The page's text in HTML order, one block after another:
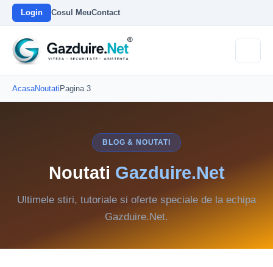
Login Cosul MeuContact
AcasaNoutati Pagina 3
BLOG & NOUTATI
Noutati Gazduire.Net
Ultimele stiri, tutoriale si oferte speciale de la echipa
Gazduire.Net.